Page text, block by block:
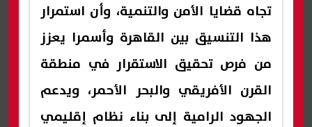
تجاه قضايا الأمن والتنمية، وأن استمرار
هذا التنسيق بين القاهرة وأسمرا يعزز
من فرص تحقيق الاستقرار في منطقة
القرن الأفريقي والبحر الأحمر، ويدعم
الجهود الرامية إلى بناء نظام إقليمي